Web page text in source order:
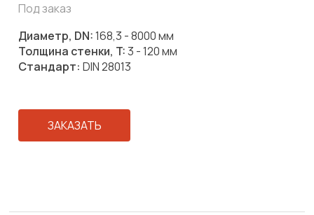
Под заказ
Диаметр, DN:168,3 - 8000 мм
Толщина стенки, T:3 - 120 мм
Стандарт: DIN 28013
ЗАКАЗАТЬ